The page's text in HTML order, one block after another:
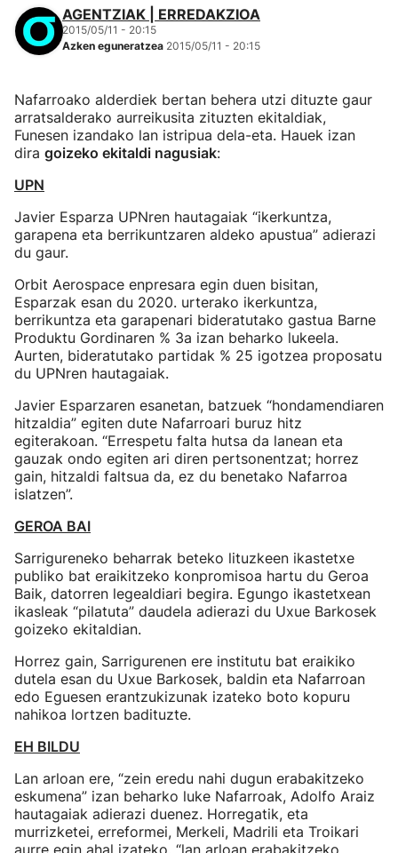
AGENTZIAK | ERREDAKZIOA
2015/05/11 - 20:15
Azken eguneratzea 2015/05/11 - 20:15
Nafarroako alderdiek bertan behera utzi dituzte gaur
arratsalderako aurreikusita zituzten ekitaldiak,
Funesen izandako lan istripua dela-eta. Hauek izan
dira goizeko ekitaldi nagusiak:
UPN
Javier Esparza UPNren hautagaiak “ikerkuntza,
garapena eta berrikuntzaren aldeko apustua” adierazi
du gaur.
Orbit Aerospace enpresara egin duen bisitan,
Esparzak esan du 2020. urterako ikerkuntza,
berrikuntza eta garapenari bideratutako gastua Barne
Produktu Gordinaren % 3a izan beharko lukeela.
Aurten, bideratutako partidak % 25 igotzea proposatu
du UPNren hautagaiak.
Javier Esparzaren esanetan, batzuek “hondamendiaren
hitzaldia” egiten dute Nafarroari buruz hitz
egiterakoan. “Errespetu falta hutsa da lanean eta
gauzak ondo egiten ari diren pertsonentzat; horrez
gain, hitzaldi faltsua da, ez du benetako Nafarroa
islatzen”.
GEROA BAI
Sarrigureneko beharrak beteko lituzkeen ikastetxe
publiko bat eraikitzeko konpromisoa hartu du Geroa
Baik, datorren legealdiari begira. Egungo ikastetxean
ikasleak “pilatuta” daudela adierazi du Uxue Barkosek
goizeko ekitaldian.
Horrez gain, Sarrigurenen ere institutu bat eraikiko
dutela esan du Uxue Barkosek, baldin eta Nafarroan
edo Eguesen erantzukizunak izateko boto kopuru
nahikoa lortzen badituzte.
EH BILDU
Lan arloan ere, “zein eredu nahi dugun erabakitzeko
eskumena” izan beharko luke Nafarroak, Adolfo Araiz
hautagaiak adierazi duenez. Horregatik, eta
murrizketei, erreformei, Merkeli, Madrili eta Troikari
aurre egin ahal izateko, “lan arloan erabakitzeko